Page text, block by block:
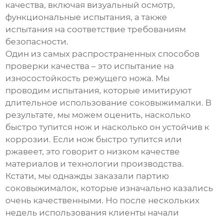
качества, включая визуальный осмотр,
функциональные испытания, а также
испытания на соответствие требованиям
безопасности.
Один из самых распространенных способов
проверки качества – это испытание на
износостойкость режущего ножа. Мы
проводим испытания, которые имитируют
длительное использование соковыжималки. В
результате, мы можем оценить, насколько
быстро тупится нож и насколько он устойчив к
коррозии. Если нож быстро тупится или
ржавеет, это говорит о низком качестве
материалов и технологии производства.
Кстати, мы однажды заказали партию
соковыжималок, которые изначально казались
очень качественными. Но после нескольких
недель использования клиенты начали